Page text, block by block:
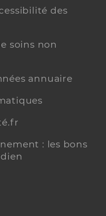
des
soins non
annuaire
: les bons